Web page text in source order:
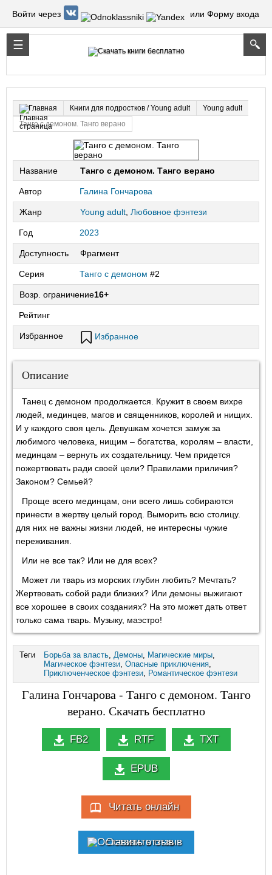
Войти через или Форму входа
Главная Книги для подростков / Young adult
Young adult
Танго с демоном. Танго верано
Название Танго с демоном. Танго верано
Автор Галина Гончарова
Жанр Young adult Любовное фэнтези
Год 2023
Доступность Фрагмент
Серия Танго с демоном #2
Возр. ограничение16+
Рейтинг
Избранное Избранное
Описание
Танец с демоном продолжается. Кружит в своем вихре
людей, мединцев, магов и священников, королей и нищих.
И у каждого своя цель. Девушкам хочется замуж за
любимого человека, нищим – богатства, королям – власти,
мединцам – вернуть их создательницу. Чем придется
пожертвовать ради своей цели? Правилами приличия?
Законом? Семьей?
Проще всего мединцам, они всего лишь собираются
принести в жертву целый город. Выморить всю столицу.
для них не важны жизни людей, не интересны чужие
переживания.
Или не все так? Или не для всех?
Может ли тварь из морских глубин любить? Мечтать?
Жертвовать собой ради близких? Или демоны выжигают
все хорошее в своих созданиях? На это может дать ответ
только сама тварь. Музыку, маэстро!
Теги Борьба за власть, Демоны, Магические миры,
Магическое фэнтези, Опасные приключения,
Приключенческое фэнтези, Романтическое фэнтези
Галина Гончарова - Танго с демоном. Танго
верано. Скачать бесплатно
FB2 RTF TXT
EPUB
Читать онлайн
Оставить отзыв